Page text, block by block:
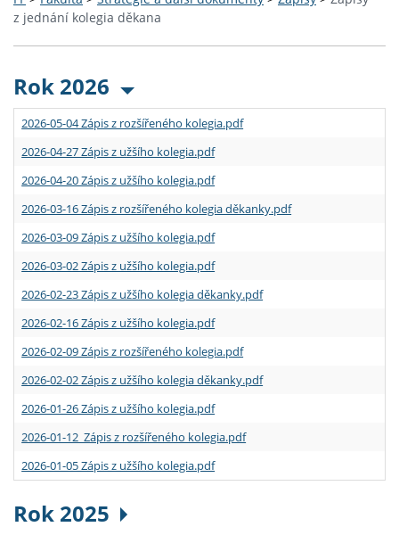
z jednání kolegia děkana
Rok 2026
2026-05-04 Zápis z rozšířeného kolegia.pdf
2026-04-27 Zápis z užšího kolegia.pdf
2026-04-20 Zápis z užšího kolegia.pdf
2026-03-16 Zápis z rozšířeného kolegia děkanky.pdf
2026-03-09 Zápis z užšího kolegia.pdf
2026-03-02 Zápis z užšího kolegia.pdf
2026-02-23 Zápis z užšího kolegia děkanky.pdf
2026-02-16 Zápis z užšího kolegia.pdf
2026-02-09 Zápis z rozšířeného kolegia.pdf
2026-02-02 Zápis z užšího kolegia děkanky.pdf
2026-01-26 Zápis z užšího kolegia.pdf
2026-01-12 Zápis z rozšířeného kolegia.pdf
2026-01-05 Zápis z užšího kolegia.pdf
Rok 2025